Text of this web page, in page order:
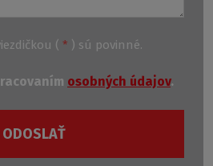
( * ) sú povinné.
osobných údajov.
ODOSLAŤ